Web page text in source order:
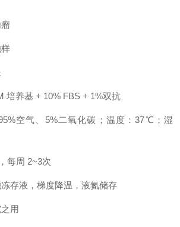
培养基 + 10% FBS + 1%双抗
空气、5%二氧化碳；温度：37℃；湿
每周 2~3次
存液，梯度降温，液氮储存
用